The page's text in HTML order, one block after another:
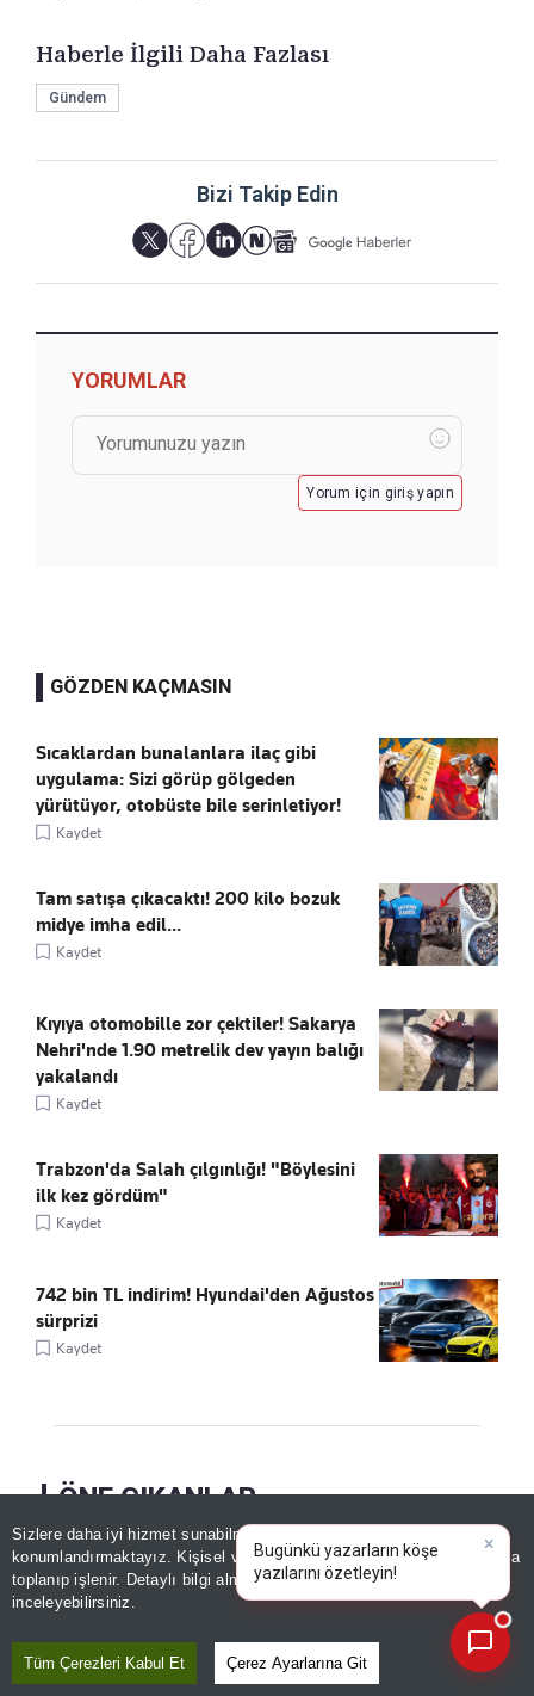
Sizlere daha iyi hizmet sunabilmek adına sitemizde
konumlandırmaktayız. Kişisel verileriniz, KVKK ve GDPR kapsamında
toplanıp işlenir. Detaylı bilgi almak içinAydınlatma Metnimizi
inceleyebilirsiniz.
Tüm Çerezleri Kabul Et Çerez Ayarlarına Git
Haberle İlgili Daha Fazlası
Gündem
Bizi Takip Edin
YORUMLAR
Yorum için giriş yapın
GÖZDEN KAÇMASIN
Sıcaklardan bunalanlara ilaç gibi
uygulama: Sizi görüp gölgeden
yürütüyor, otobüste bile serinletiyor!
Kaydet
Tam satışa çıkacaktı! 200 kilo bozuk
midye imha edil...
Kaydet
Kıyıya otomobille zor çektiler! Sakarya
Nehri'nde 1.90 metrelik dev yayın balığı
yakalandı
Kaydet
Trabzon'da Salah çılgınlığı! "Böylesini
ilk kez gördüm"
Kaydet
742 bin TL indirim! Hyundai'den Ağustos
sürprizi
Kaydet
ÖNE ÇIKANLAR
×
Bugünkü yazarların köşe
yazılarını öze|